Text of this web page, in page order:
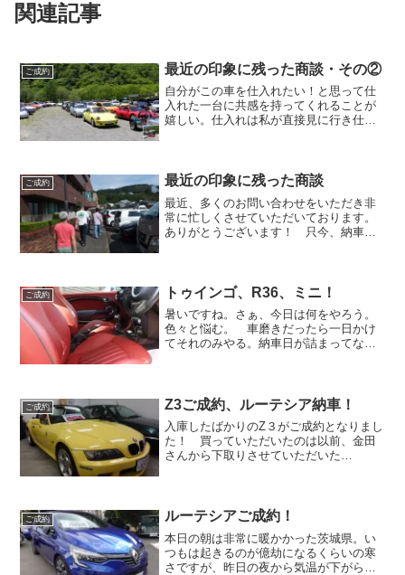
関連記事
ご成約 最近の印象に残った商談・その②
自分がこの車を仕入れたい！と思って仕
入れた一台に共感を持ってくれることが
嬉しい。仕入れは私が直接見に行き仕入
れに私が関われるわけでは...
ご成約 最近の印象に残った商談
最近、多くのお問い合わせをいただき非
常に忙しくさせていただいております。
ありがとうございます！ 只今、納車待
状況です。そんな中、ジ...
ご成約 トゥインゴ、R36、ミニ！
暑いですね。さぁ、今日は何をやろう。
色々と悩む。 車磨きだったら一日かけ
てそれのみやる。納車日が詰まってなけ
とりあえず今日はこれやり...
ご成約 Z3ご成約、ルーテシア納車！
入庫したばかりのZ３がご成約となりまし
た！ 買っていただいたのは以前、金田
さんから下取りさせていただいた
ていただくことにな...
ご成約 ルーテシアご成約！
本日の朝は非常に暖かかった茨城県。い
つもは起きるのが億劫になるくらいの寒
さですが、昨日の夜から気温が下がらず